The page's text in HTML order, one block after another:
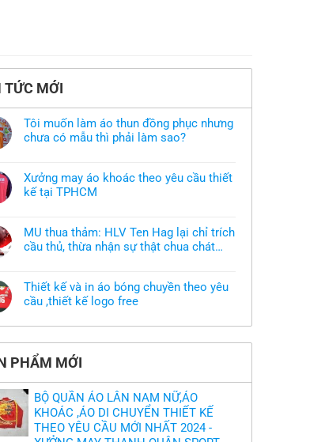
TỨC MỚI
Tôi muốn làm áo thun đồng phục nhưng
chưa có mẫu thì phải làm sao?
bình
luận
ở
áo
thun
đồng
có
mẫu
thì
Xưởng may áo khoác theo yêu cầu thiết
kế tại TPHCM
bình
luận
ở
khoác
theo
yêu
MU thua thảm: HLV Ten Hag lại chỉ trích
cầu thủ, thừa nhận sự thật chua chát
bình
luận
ở
thảm:
Hag
lại
trích
cầu
thủ,
thừa
nhận
Thiết kế và in áo bóng chuyền theo yêu
cầu ,thiết kế logo free
có
luận
Thiết
và
in
áo
bóng
chuyền
theo
yêu
PHẨM MỚI
BỘ QUẦN ÁO LÂN NAM NỮ,ÁO
KHOÁC ,ÁO DI CHUYỂN THIẾT KẾ
THEO YÊU CẦU MỚI NHẤT 2024 -